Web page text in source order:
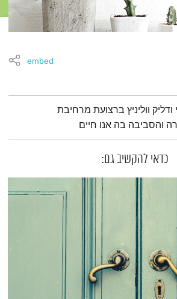
embed
ווליניץ ברצועת מרחיבת
והסביבה בה אנו חיים
כדאי להקשיב גם: